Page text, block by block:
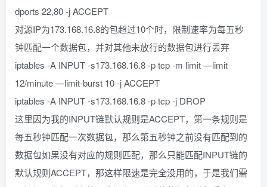
dports 22,80 -j ACCEPT
对源IP为173.168.16.8的包超过10个时，限制速率为每五秒
钟匹配一个数据包，并对其他未放行的数据包进行丢弃
iptables -A INPUT -s173.168.16.8 -p tcp -m limit —limit
12/minute —limit-burst 10 -j ACCEPT
iptables -A INPUT -s173.168.16.8 -p tcp -j DROP
这里因为我的INPUT链默认规则是ACCEPT，第一条规则是
每五秒钟匹配一次数据包，那么第五秒钟之前没有匹配到的
数据包如果没有对应的规则匹配，那么只能匹配INPUT链的
默认规则ACCEPT，那这样限速是完全没用的，于是我们需